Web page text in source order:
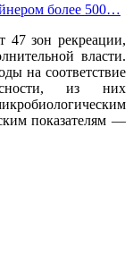
более 500…
47 зон рекреации,
власти.
на соответствие
из них
показателям —